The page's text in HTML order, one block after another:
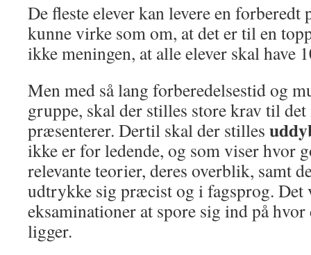
De fleste elever kan levere en
kunne virke som om, at det er til en
ikke meningen, at alle elever skal have
Men med så lang forberedelsestid og
gruppe, skal der stilles store krav til
præsenterer. Dertil skal der stilles
ikke er for ledende, og som viser hvor
relevante teorier, deres overblik, samt
udtrykke sig præcist og i fagsprog. Det
eksaminationer at spore sig ind på
ligger.